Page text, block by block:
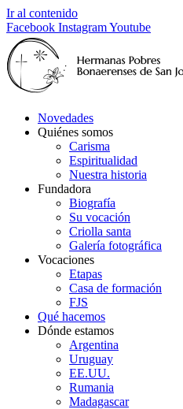
Ir al contenido
Facebook InstagramYoutube
Novedades
Quiénes somos
Carisma
Espiritualidad
Nuestra historia
Fundadora
Biografía
Su vocación
Criolla santa
Galería fotográfica
Vocaciones
Etapas
Casa de formación
FJS
Qué hacemos
Dónde estamos
Argentina
Uruguay
EE.UU.
Rumania
Madagascar